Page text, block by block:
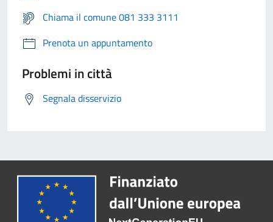
Chiama il comune 081 333 3111
Prenota un appuntamento
Problemi in città
Segnala disservizio